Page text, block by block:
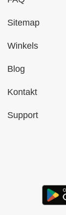
Sitemap
Winkels
Blog
Kontakt
Support